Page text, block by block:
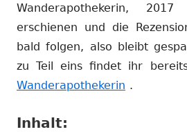
Wanderapothekerin,
erschienen und die
bald folgen, also bleibt
zu Teil eins findet ihr
Wanderapothekerin .
Inhalt: